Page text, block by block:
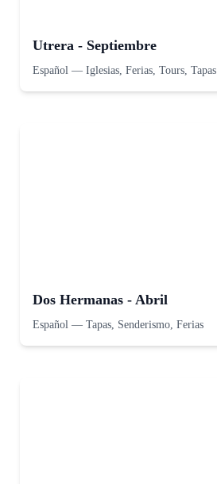
Utrera - Septiembre
Español — Iglesias, Ferias, Tours, Tapas
Dos Hermanas - Abril
Español — Tapas, Senderismo, Ferias